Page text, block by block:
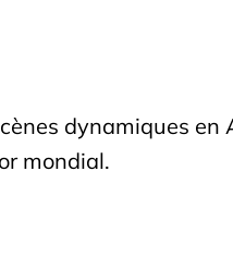
dynamiques
mondial.